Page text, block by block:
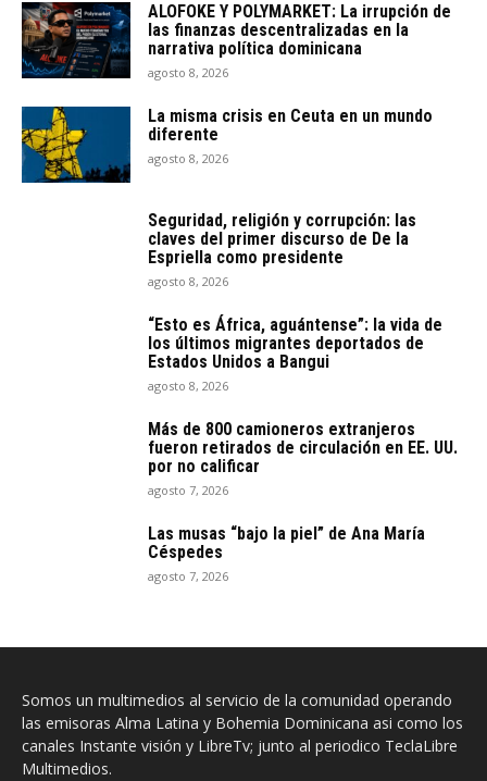
ALOFOKE Y POLYMARKET: La irrupción de
las finanzas descentralizadas en la
narrativa política dominicana
agosto 8, 2026
La misma crisis en Ceuta en un mundo
diferente
agosto 8, 2026
Seguridad, religión y corrupción: las
claves del primer discurso de De la
Espriella como presidente
agosto 8, 2026
“Esto es África, aguántense”: la vida de
los últimos migrantes deportados de
Estados Unidos a Bangui
agosto 8, 2026
Más de 800 camioneros extranjeros
fueron retirados de circulación en EE. UU.
por no calificar
agosto 7, 2026
Las musas “bajo la piel” de Ana María
Céspedes
agosto 7, 2026
Somos un multimedios al servicio de la comunidad operando
las emisoras Alma Latina y Bohemia Dominicana asi como los
canales Instante visión y LibreTv; junto al periodico TeclaLibre
Multimedios.